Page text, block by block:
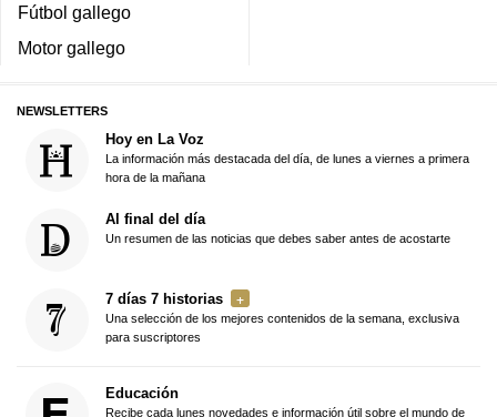
Fútbol gallego
Motor gallego
NEWSLETTERS
Hoy en La Voz
La información más destacada del día, de lunes a viernes a primera
hora de la mañana
Al final del día
Un resumen de las noticias que debes saber antes de acostarte
7 días 7 historias
Una selección de los mejores contenidos de la semana, exclusiva
para suscriptores
Educación
Recibe cada lunes novedades e información útil sobre el mundo de